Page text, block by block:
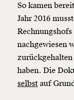
So kamen
Jahr 2016
nachgewiesen
zurückgehalten
haben. Die
selbst auf